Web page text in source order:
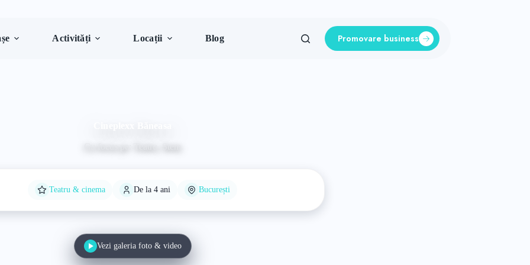
Activități Locații Blog Promovare business
Cu focus pe: Teatru, Stem
Teatru & cinema De la 4 ani București
Vezi galeria foto & video